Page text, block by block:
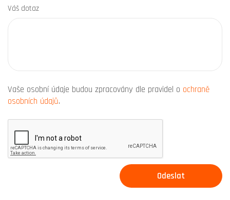
Váš dotaz
Vaše osobní údaje budou zpracovány dle pravidel o ochraně
osobních údajů.